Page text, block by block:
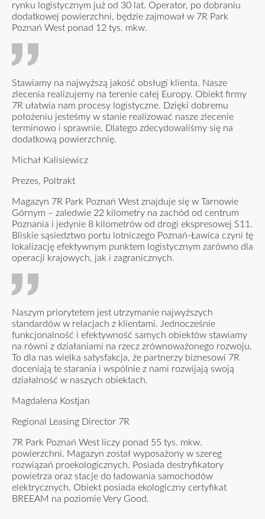
rynku logistycznym już od 30 lat. Operator, po dobraniu
dodatkowej powierzchni, będzie zajmował w 7R Park
Poznań West ponad 12 tys. mkw.
Stawiamy na najwyższą jakość obsługi klienta. Nasze
zlecenia realizujemy na terenie całej Europy. Obiekt firmy
7R ułatwia nam procesy logistyczne. Dzięki dobremu
położeniu jesteśmy w stanie realizować nasze zlecenie
terminowo i sprawnie. Dlatego zdecydowaliśmy się na
dodatkową powierzchnię.
Michał Kalisiewicz
Prezes, Poltrakt
Magazyn 7R Park Poznań West znajduje się w Tarnowie
Górnym – zaledwie 22 kilometry na zachód od centrum
Poznania i jedynie 8 kilometrów od drogi ekspresowej S11.
Bliskie sąsiedztwo portu lotniczego Poznań-Ławica czyni tę
lokalizację efektywnym punktem logistycznym zarówno dla
operacji krajowych, jak i zagranicznych.
Naszym priorytetem jest utrzymanie najwyższych
standardów w relacjach z klientami. Jednocześnie
funkcjonalność i efektywność samych obiektów stawiamy
na równi z działaniami na rzecz zrównoważonego rozwoju.
To dla nas wielka satysfakcja, że partnerzy biznesowi 7R
doceniają te starania i wspólnie z nami rozwijają swoją
działalność w naszych obiektach.
Magdalena Kostjan
Regional Leasing Director 7R
7R Park Poznań West liczy ponad 55 tys. mkw.
powierzchni. Magazyn został wyposażony w szereg
rozwiązań proekologicznych. Posiada destryfikatory
powietrza oraz stacje do ładowania samochodów
elektrycznych. Obiekt posiada ekologiczny certyfikat
BREEAM na poziomie Very Good.